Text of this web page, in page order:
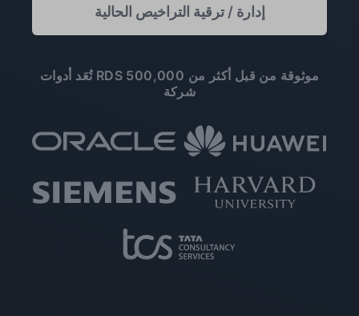
إدارة / ترقية التراخيص الحالية
تُعَد أدوات RDS موثوقة من قبل أكثر من 500,000
شركة